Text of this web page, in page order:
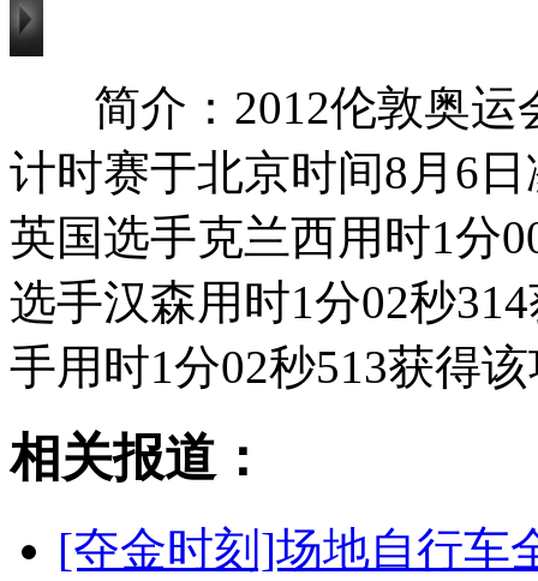
简介：2012伦敦奥
计时赛于北京时间8月6
英国选手克兰西用时1分
选手汉森用时1分02秒
手用时1分02秒513获得
相关报道：
[夺金时刻]场地自行车